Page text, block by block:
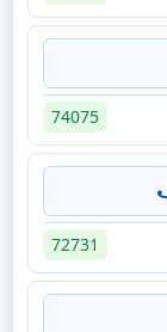
74075
72731